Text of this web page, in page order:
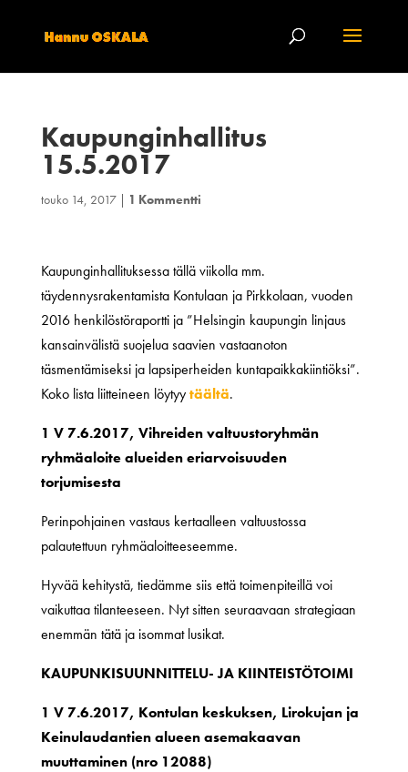
Kaupunginhallitus
15.5.2017
touko 14, 2017| 1 Kommentti
Kaupunginhallituksessa tällä viikolla mm.
täydennysrakentamista Kontulaan ja Pirkkolaan, vuoden
2016 henkilöstöraportti ja ”Helsingin kaupungin linjaus
kansainvälistä suojelua saavien vastaanoton
täsmentämiseksi ja lapsiperheiden kuntapaikkakiintiöksi”.
Koko lista liitteineen löytyytäältä.
1 V 7.6.2017, Vihreiden valtuustoryhmän
ryhmäaloite alueiden eriarvoisuuden
torjumisesta
Perinpohjainen vastaus kertaalleen valtuustossa
palautettuun ryhmäaloitteeseemme.
Hyvää kehitystä, tiedämme siis että toimenpiteillä voi
vaikuttaa tilanteeseen. Nyt sitten seuraavaan strategiaan
enemmän tätä ja isommat lusikat.
KAUPUNKISUUNNITTELU- JA KIINTEISTÖTOIMI
1 V 7.6.2017, Kontulan keskuksen, Lirokujan ja
Keinulaudantien alueen asemakaavan
muuttaminen (nro 12088)